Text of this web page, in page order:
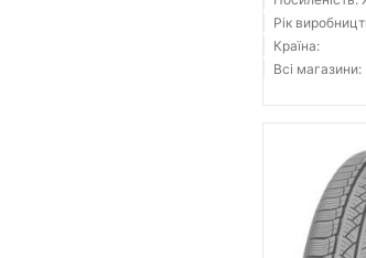
Рік
Країна:
Всі магазини: